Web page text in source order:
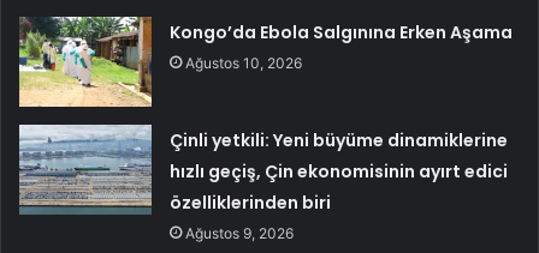
Kongo’da Ebola Salgınına Erken Aşama
Ağustos 10, 2026
Çinli yetkili: Yeni büyüme dinamiklerine
hızlı geçiş, Çin ekonomisinin ayırt edici
özelliklerinden biri
Ağustos 9, 2026